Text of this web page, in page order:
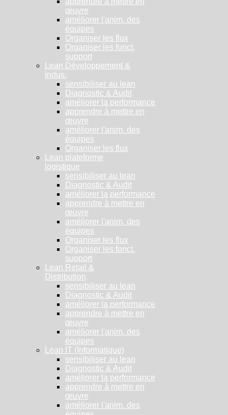
œuvre
améliorer l'anim. des
équipes
Organiser les flux
Organiser les fonct.
support
Lean Développement &
Indus.
sensibiliser au lean
Diagnostic & Audit
améliorer la performance
apprendre à mettre en
œuvre
améliorer l'anim. des
équipes
Organiser les flux
Lean plateforme
logistique
sensibiliser au lean
Diagnostic & Audit
améliorer la performance
apprendre à mettre en
œuvre
améliorer l'anim. des
équipes
Organiser les flux
Organiser les fonct.
support
Lean Retail &
Distribution
sensibiliser au lean
Diagnostic & Audit
améliorer la performance
apprendre à mettre en
œuvre
améliorer l'anim. des
équipes
Lean IT (Informatique)
sensibiliser au lean
Diagnostic & Audit
améliorer la performance
apprendre à mettre en
œuvre
améliorer l'anim. des